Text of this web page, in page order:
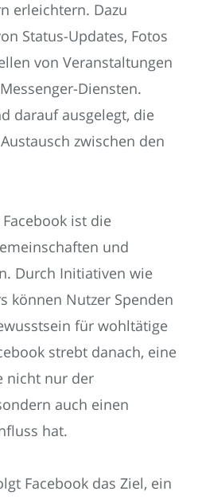
erleichtern. Dazu
Status-Updates, Fotos
von Veranstaltungen
Diensten.
darauf ausgelegt, die
zwischen den
ist die
und
Durch Initiativen wie
können Nutzer Spenden
für wohltätige
strebt danach, eine
nicht nur der
auch einen
hat.
Facebook das Ziel, ein